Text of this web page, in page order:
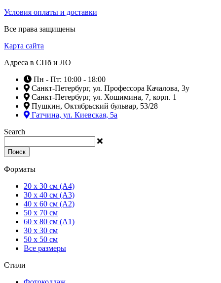
Условия оплаты и доставки
Все права защищены
Карта сайта
Адреса в СПб и ЛО
Пн - Пт: 10:00 - 18:00
Санкт-Петербург, ул. Профессора Качалова, 3у
Санкт-Петербург, ул. Хошимина, 7, корп. 1
Пушкин, Октябрьский бульвар, 53/28
Гатчина, ул. Киевская, 5а
Search
Поиск
Форматы
20 x 30 см (А4)
30 x 40 см (А3)
40 x 60 см (А2)
50 x 70 см
60 x 80 см (А1)
30 x 30 см
50 x 50 см
Все размеры
Стили